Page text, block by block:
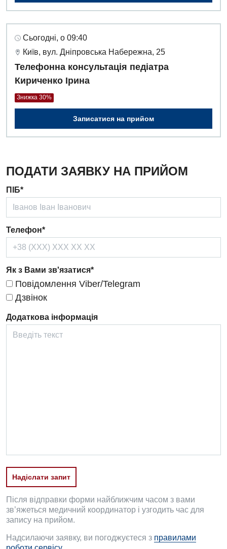
Сьогодні, о 09:40
Київ, вул. Дніпровська Набережна, 25
Телефонна консультація педіатра
Кириченко Ірина
Знижка 30%
Записатися на прийом
ПОДАТИ ЗАЯВКУ НА ПРИЙОМ
ПІБ*
Телефон*
Як з Вами зв'язатися*
Повідомлення Viber/Telegram
Дзвінок
Додаткова інформація
Надіслати запит
Після відправки форми найближчим часом з вами
зв’яжеться медичний координатор і узгодить час для
запису на прийом.
Надсилаючи заявку, ви погоджуєтеся з правилами